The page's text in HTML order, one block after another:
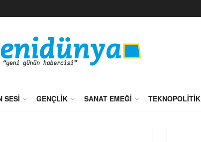
SESI GENÇLIK SANAT EMEĞI TEKNOPOLITIK